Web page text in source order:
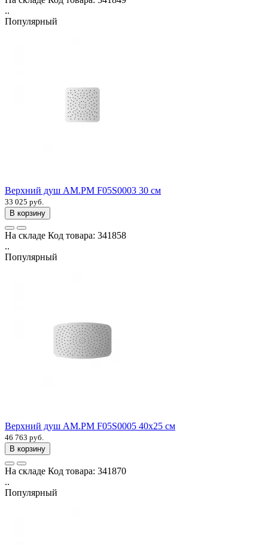
..
Популярный
Верхний душ AM.PM F05S0003 30 см
33 025 руб.
В корзину
На складе Код товара: 341858
..
Популярный
Верхний душ AM.PM F05S0005 40x25 см
46 763 руб.
В корзину
На складе Код товара: 341870
..
Популярный